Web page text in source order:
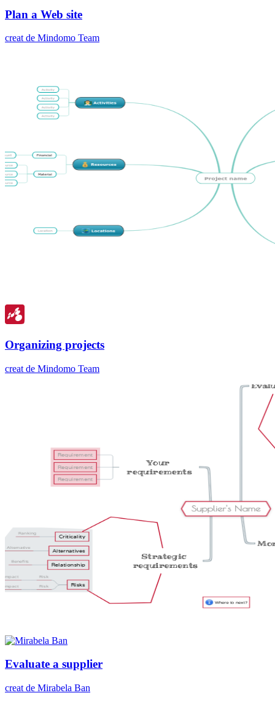
Plan a Web site
creat de Mindomo Team
Organizing projects
creat de Mindomo Team
Evaluate a supplier
creat de Mirabela Ban